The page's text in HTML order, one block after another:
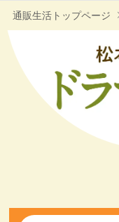
ニ
通販生活トップページ